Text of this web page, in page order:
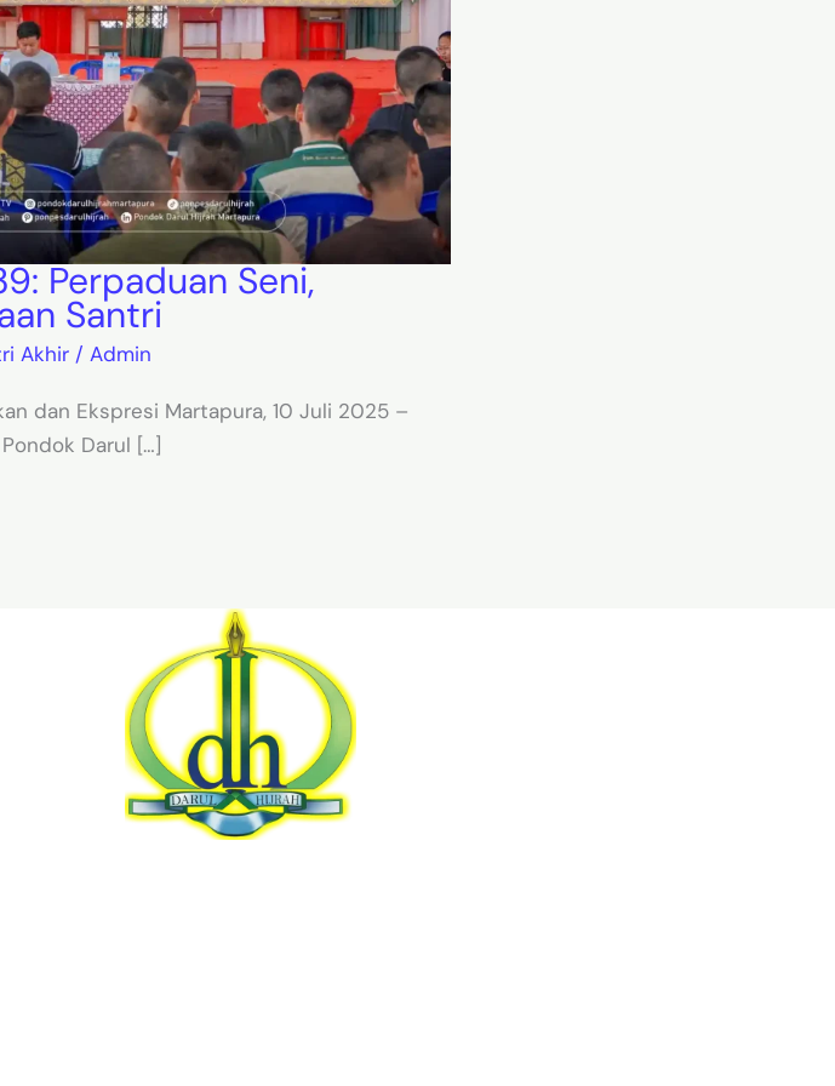
Perpaduan Seni,
Santri
Akhir / Admin
dan Ekspresi Martapura, 10 Juli 2025 –
Darul […]